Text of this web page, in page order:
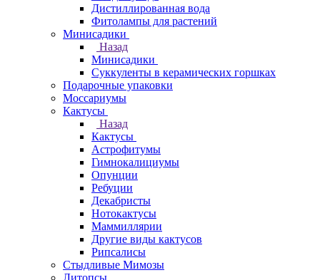
Дистиллированная вода
Фитолампы для растений
Минисадики
Назад
Минисадики
Суккуленты в керамических горшках
Подарочные упаковки
Моссариумы
Кактусы
Назад
Кактусы
Астрофитумы
Гимнокалициумы
Опунции
Ребуции
Декабристы
Нотокактусы
Маммиллярии
Другие виды кактусов
Рипсалисы
Стыдливые Мимозы
Литопсы